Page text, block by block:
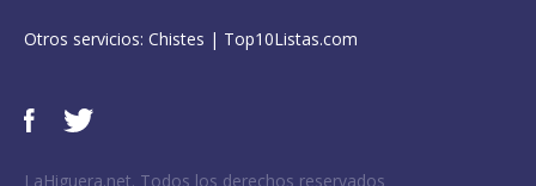
Otros servicios: Chistes | Top10Listas.com
LaHiguera.net. Todos los derechos reservados